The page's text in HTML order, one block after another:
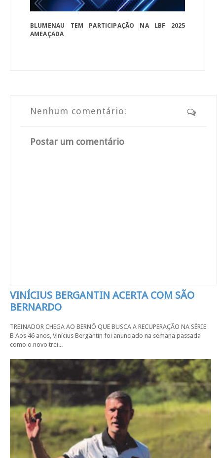
BLUMENAU TEM PARTICIPAÇÃO NA LBF 2025
AMEAÇADA
Nenhum comentário:
Postar um comentário
VINÍCIUS BERGANTIN ACERTA COM SÃO
BERNARDO
TREINADOR CHEGA AO BERNÔ QUE BUSCA A RECUPERAÇÃO NA SÉRIE
B Aos 46 anos, Vinícius Bergantin foi anunciado na semana passada
como o novo trei...